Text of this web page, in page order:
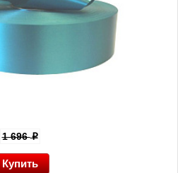
1 696p